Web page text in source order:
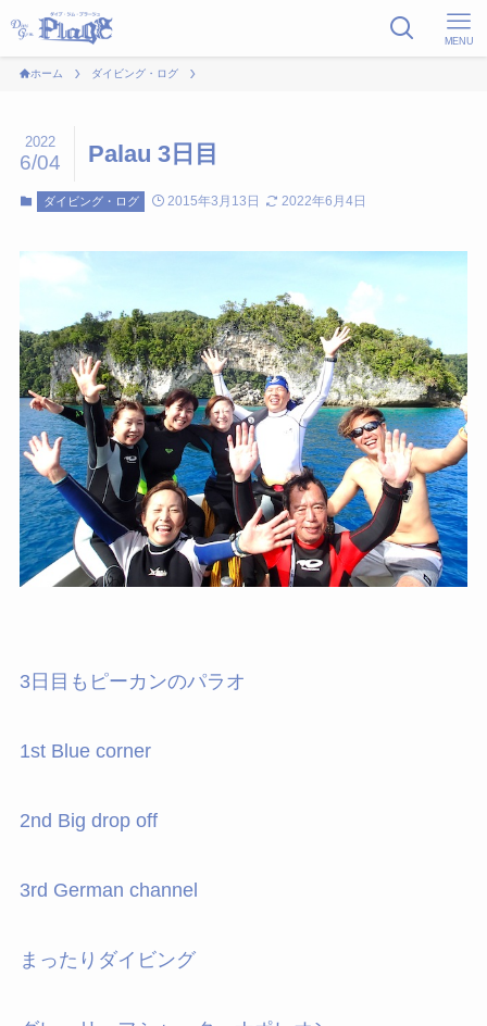
MENU
ホーム ダイビング・ログ
Palau 3日目
2022
6/04
ダイビング・ログ 2015年3月13日 2022年6月4日
3日目もピーカンのパラオ
1st Blue corner
2nd Big drop off
3rd German channel
まったりダイビング